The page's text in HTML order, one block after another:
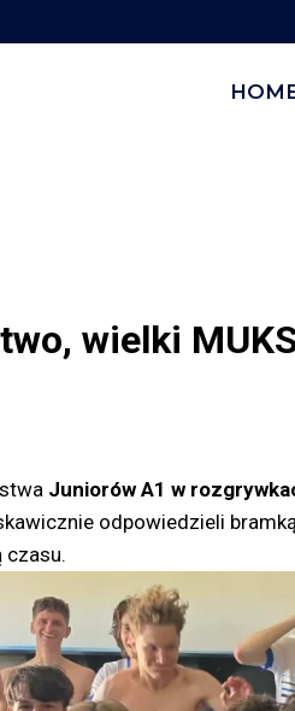
wielki
Juniorów A1 w
odpowiedzieli
czasu.